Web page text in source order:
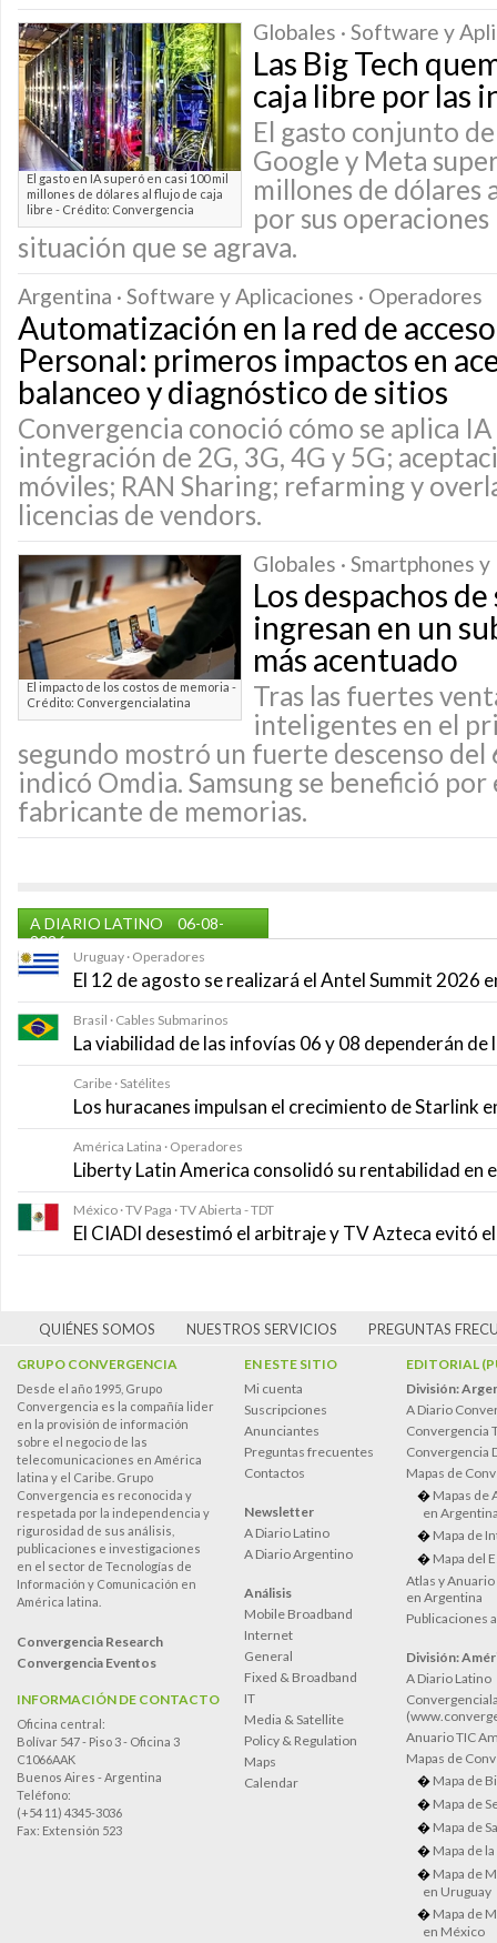
El gasto en IA superó en casi 100 mil
millones de dólares al flujo de caja
libre - Crédito: Convergencia
Globales · Software y
Las Big Tech
caja libre por las
El gasto conjunto
Google y Meta
millones de dólares
por sus
situación que se agrava.
Argentina · Software y Aplicaciones · Operadores
Automatización en la red de
Personal: primeros impactos en
balanceo y diagnóstico de sitios
Convergencia conoció cómo se aplica
integración de 2G, 3G, 4G y 5G;
móviles; RAN Sharing; refarming y
licencias de vendors.
El impacto de los costos de memoria -
Crédito: Convergencialatina
Globales · Smartphones
Los despachos
ingresan en un
más acentuado
Tras las fuertes
inteligentes en el
segundo mostró un fuerte descenso del
indicó Omdia. Samsung se benefició por
fabricante de memorias.
A DIARIO LATINO
06-08-
2026
Uruguay · Operadores
El 12 de agosto se realizará el Antel Summit 2026
Brasil · Cables Submarinos
La viabilidad de las infovías 06 y 08 dependerán de
Caribe · Satélites
Los huracanes impulsan el crecimiento de Starlink
América Latina · Operadores
Liberty Latin America consolidó su rentabilidad en
México · TV Paga · TV Abierta - TDT
El CIADI desestimó el arbitraje y TV Azteca evitó
QUIÉNES SOMOS NUESTROS SERVICIOS PREGUNTAS
GRUPO CONVERGENCIA
Desde el año 1995, Grupo
Convergencia es la compañía lider
en la provisión de información
sobre el negocio de las
telecomunicaciones en América
latina y el Caribe. Grupo
Convergencia es reconocida y
respetada por la independencia y
rigurosidad de sus análisis,
publicaciones e investigaciones
en el sector de Tecnologías de
Información y Comunicación en
América latina.
Convergencia Research
Convergencia Eventos
INFORMACIÓN DE CONTACTO
Oficina central:
Bolívar 547 - Piso 3 - Oficina 3
C1066AAK
Buenos Aires - Argentina
Teléfono:
(+54 11) 4345-3036
Fax: Extensión 523
EN ESTE SITIO
Mi cuenta
Suscripciones
Anunciantes
Preguntas frecuentes
Contactos
Newsletter
A Diario Latino
A Diario Argentino
Análisis
Mobile Broadband
Internet
General
Fixed & Broadband
IT
Media & Satellite
Policy & Regulation
Maps
Calendar
EDITORIAL
División:
A Diario
Convergencia
Convergencia
Mapas de
Mapas de
en
Mapa de
Mapa del
Atlas y
en Argentina
Publicaciones
División:
A Diario Latino
Anuario TIC
Mapas de
Mapa de
Mapa de
Mapa de
Mapa de
Mapa de
en Uruguay
Mapa de
en México